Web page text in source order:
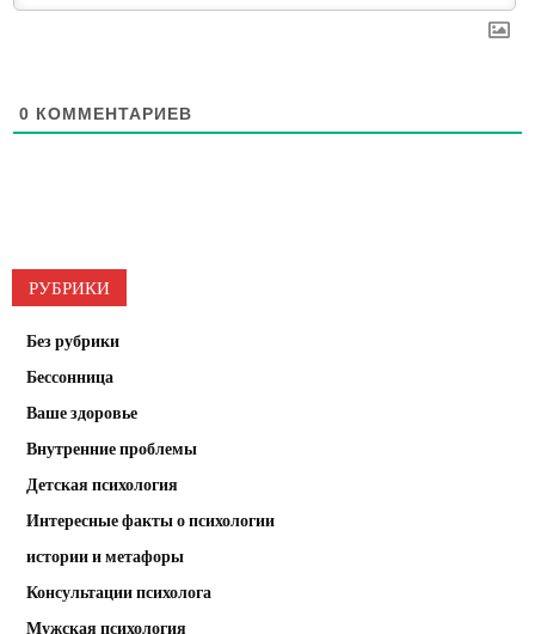
0 КОММЕНТАРИЕВ
РУБРИКИ
Без рубрики
Бессонница
Ваше здоровье
Внутренние проблемы
Детская психология
Интересные факты о психологии
истории и метафоры
Консультации психолога
Мужская психология